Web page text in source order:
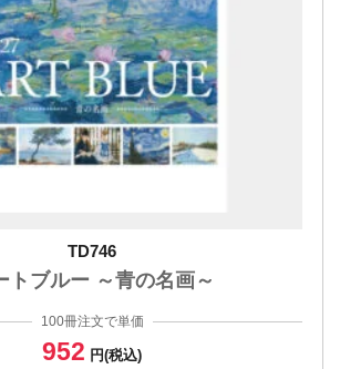
TD746
トブルー ～青の名画～
100冊注文で単価
952 円(税込)